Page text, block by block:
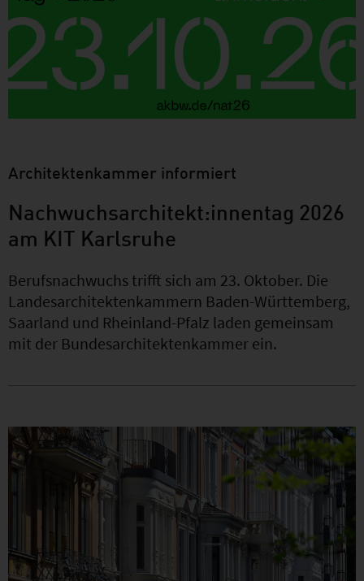
Architektenkammer informiert
Nachwuchsarchitekt:innentag 2026
am KIT Karlsruhe
Berufsnachwuchs trifft sich am 23. Oktober. Die
Landesarchitektenkammern Baden-Württemberg,
Saarland und Rheinland-Pfalz laden gemeinsam
mit der Bundesarchitektenkammer ein.